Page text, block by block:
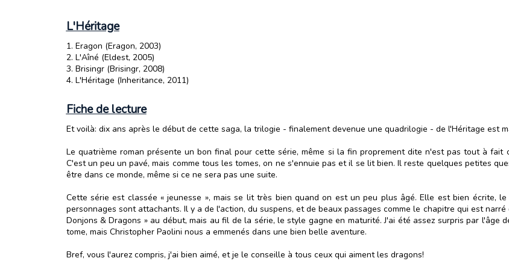
L'Héritage
1. Eragon (Eragon, 2003)
2. L'Aîné (Eldest, 2005)
3. Brisingr (Brisingr, 2008)
4. L'Héritage (Inheritance, 2011)
Fiche de lecture
Et voilà: dix ans après le début de cette saga, la trilogie - finalement devenue une quadrilogie - de l'Héritage est
Le quatrième roman présente un bon final pour cette série, même si la fin proprement dite n'est pas tout à
C'est un peu un pavé, mais comme tous les tomes, on ne s'ennuie pas et il se lit bien. Il reste quelques petites
être dans ce monde, même si ce ne sera pas une suite.
Cette série est classée « jeunesse », mais se lit très bien quand on est un peu plus âgé. Elle est bien écrite,
personnages sont attachants. Il y a de l'action, du suspens, et de beaux passages comme le chapitre qui est
Donjons & Dragons » au début, mais au fil de la série, le style gagne en maturité. J'ai été assez surpris par
tome, mais Christopher Paolini nous a emmenés dans une bien belle aventure.
Bref, vous l'aurez compris, j'ai bien aimé, et je le conseille à tous ceux qui aiment les dragons!